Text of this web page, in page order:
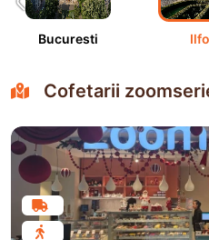
Bucuresti
Cofetarii